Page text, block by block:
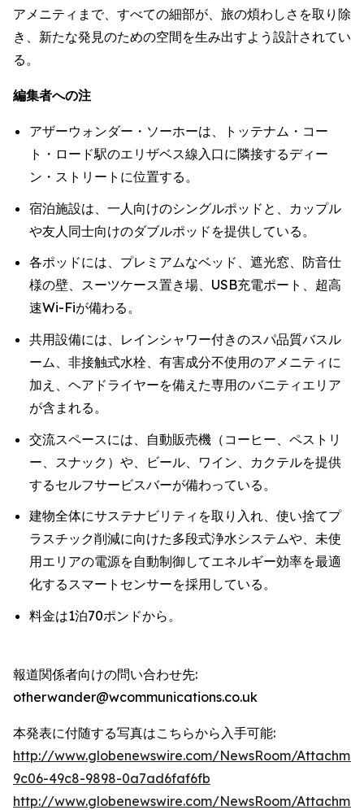
アメニティまで、すべての細部が、旅の煩わしさを取り除
き、新たな発見のための空間を生み出すよう設計されてい
る。
編集者への注
アザーウォンダー・ソーホーは、トッテナム・コー
ト・ロード駅のエリザベス線入口に隣接するディー
ン・ストリートに位置する。
宿泊施設は、一人向けのシングルポッドと、カップル
や友人同士向けのダブルポッドを提供している。
各ポッドには、プレミアムなベッド、遮光窓、防音仕
様の壁、スーツケース置き場、USB充電ポート、超高
速Wi-Fiが備わる。
共用設備には、レインシャワー付きのスパ品質バスル
ーム、非接触式水栓、有害成分不使用のアメニティに
加え、ヘアドライヤーを備えた専用のバニティエリア
が含まれる。
交流スペースには、自動販売機（コーヒー、ペストリ
ー、スナック）や、ビール、ワイン、カクテルを提供
するセルフサービスバーが備わっている。
建物全体にサステナビリティを取り入れ、使い捨てプ
ラスチック削減に向けた多段式浄水システムや、未使
用エリアの電源を自動制御してエネルギー効率を最適
化するスマートセンサーを採用している。
料金は1泊70ポンドから。
報道関係者向けの問い合わせ先:
otherwander@wcommunications.co.uk
本発表に付随する写真はこちらから入手可能:
http://www.globenewswire.com/NewsRoom/
9c06-49c8-9898-0a7ad6faf6fb
http://www.globenewswire.com/NewsRoom/